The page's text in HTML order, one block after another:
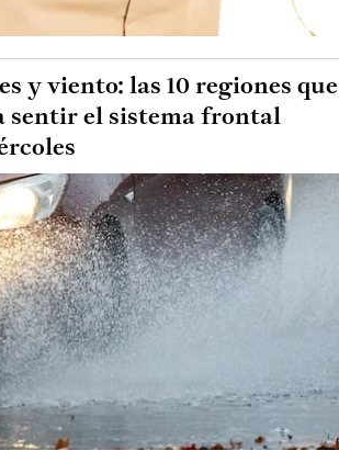
y viento: las 10 regiones que
sentir el sistema frontal